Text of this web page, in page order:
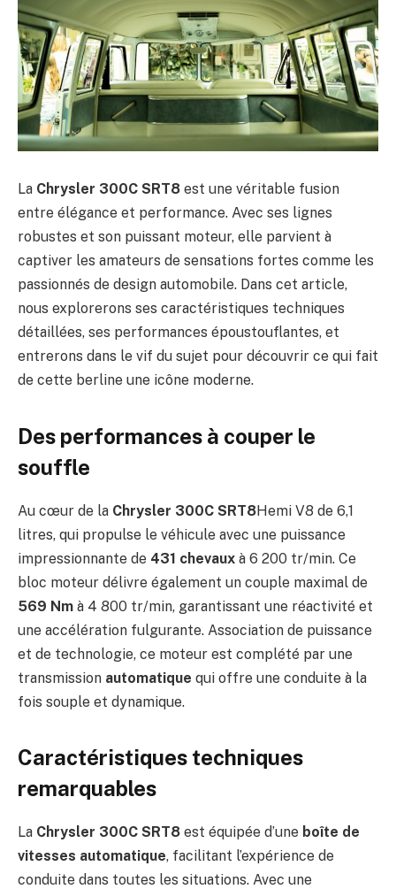
La Chrysler 300C SRT8 est une véritable fusion
entre élégance et performance. Avec ses lignes
robustes et son puissant moteur, elle parvient à
captiver les amateurs de sensations fortes comme les
passionnés de design automobile. Dans cet article,
nous explorerons ses caractéristiques techniques
détaillées, ses performances époustouflantes, et
entrerons dans le vif du sujet pour découvrir ce qui fait
de cette berline une icône moderne.
Des performances à couper le
souffle
Au cœur de la Chrysler 300C SRT8Hemi V8 de 6,1
litres, qui propulse le véhicule avec une puissance
impressionnante de 431 chevaux à 6 200 tr/min. Ce
bloc moteur délivre également un couple maximal de
569 Nm à 4 800 tr/min, garantissant une réactivité et
une accélération fulgurante. Association de puissance
et de technologie, ce moteur est complété par une
transmission automatique qui offre une conduite à la
fois souple et dynamique.
Caractéristiques techniques
remarquables
La Chrysler 300C SRT8 est équipée d’une boîte de
vitesses automatique, facilitant l’expérience de
conduite dans toutes les situations. Avec une